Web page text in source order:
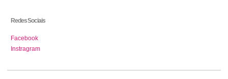
Redes Sociais
Facebook
Instragram